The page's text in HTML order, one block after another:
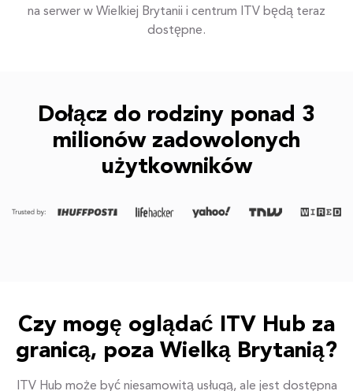
na serwer w Wielkiej Brytanii i centrum ITV będą teraz
dostępne.
Dołącz do rodziny ponad 3
milionów zadowolonych
użytkowników
Czy mogę oglądać ITV Hub za
granicą, poza Wielką Brytanią?
ITV Hub może być niesamowitą usługą, ale jest dostępna